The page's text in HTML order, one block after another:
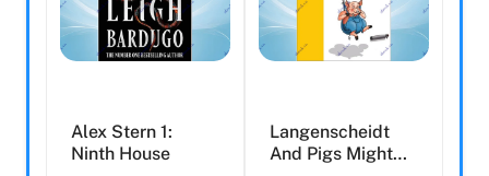
Alex Stern 1:
Ninth House
Langenscheidt
And Pigs Might